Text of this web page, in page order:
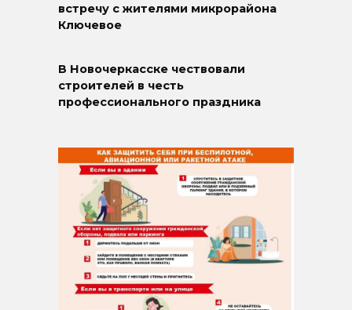
встречу с жителями микрорайона
Ключевое
В Новочеркасске чествовали
строителей в честь
профессионального праздника